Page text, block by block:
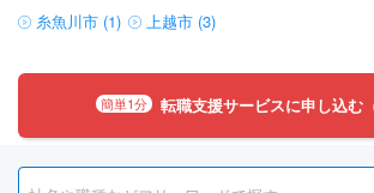
糸魚川市 (1) 上越市 (3)
簡単1分 転職支援サービスに申し込む